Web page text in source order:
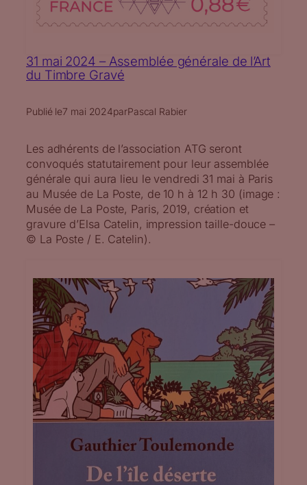
31 mai 2024 – Assemblée générale de l’Art
du Timbre Gravé
Publié le7 mai 2024parPascal Rabier
Les adhérents de l’association ATG seront
convoqués statutairement pour leur assemblée
générale qui aura lieu le vendredi 31 mai à Paris
au Musée de La Poste, de 10 h à 12 h 30 (image :
Musée de La Poste, Paris, 2019, création et
gravure d’Elsa Catelin, impression taille-douce –
© La Poste / E. Catelin).